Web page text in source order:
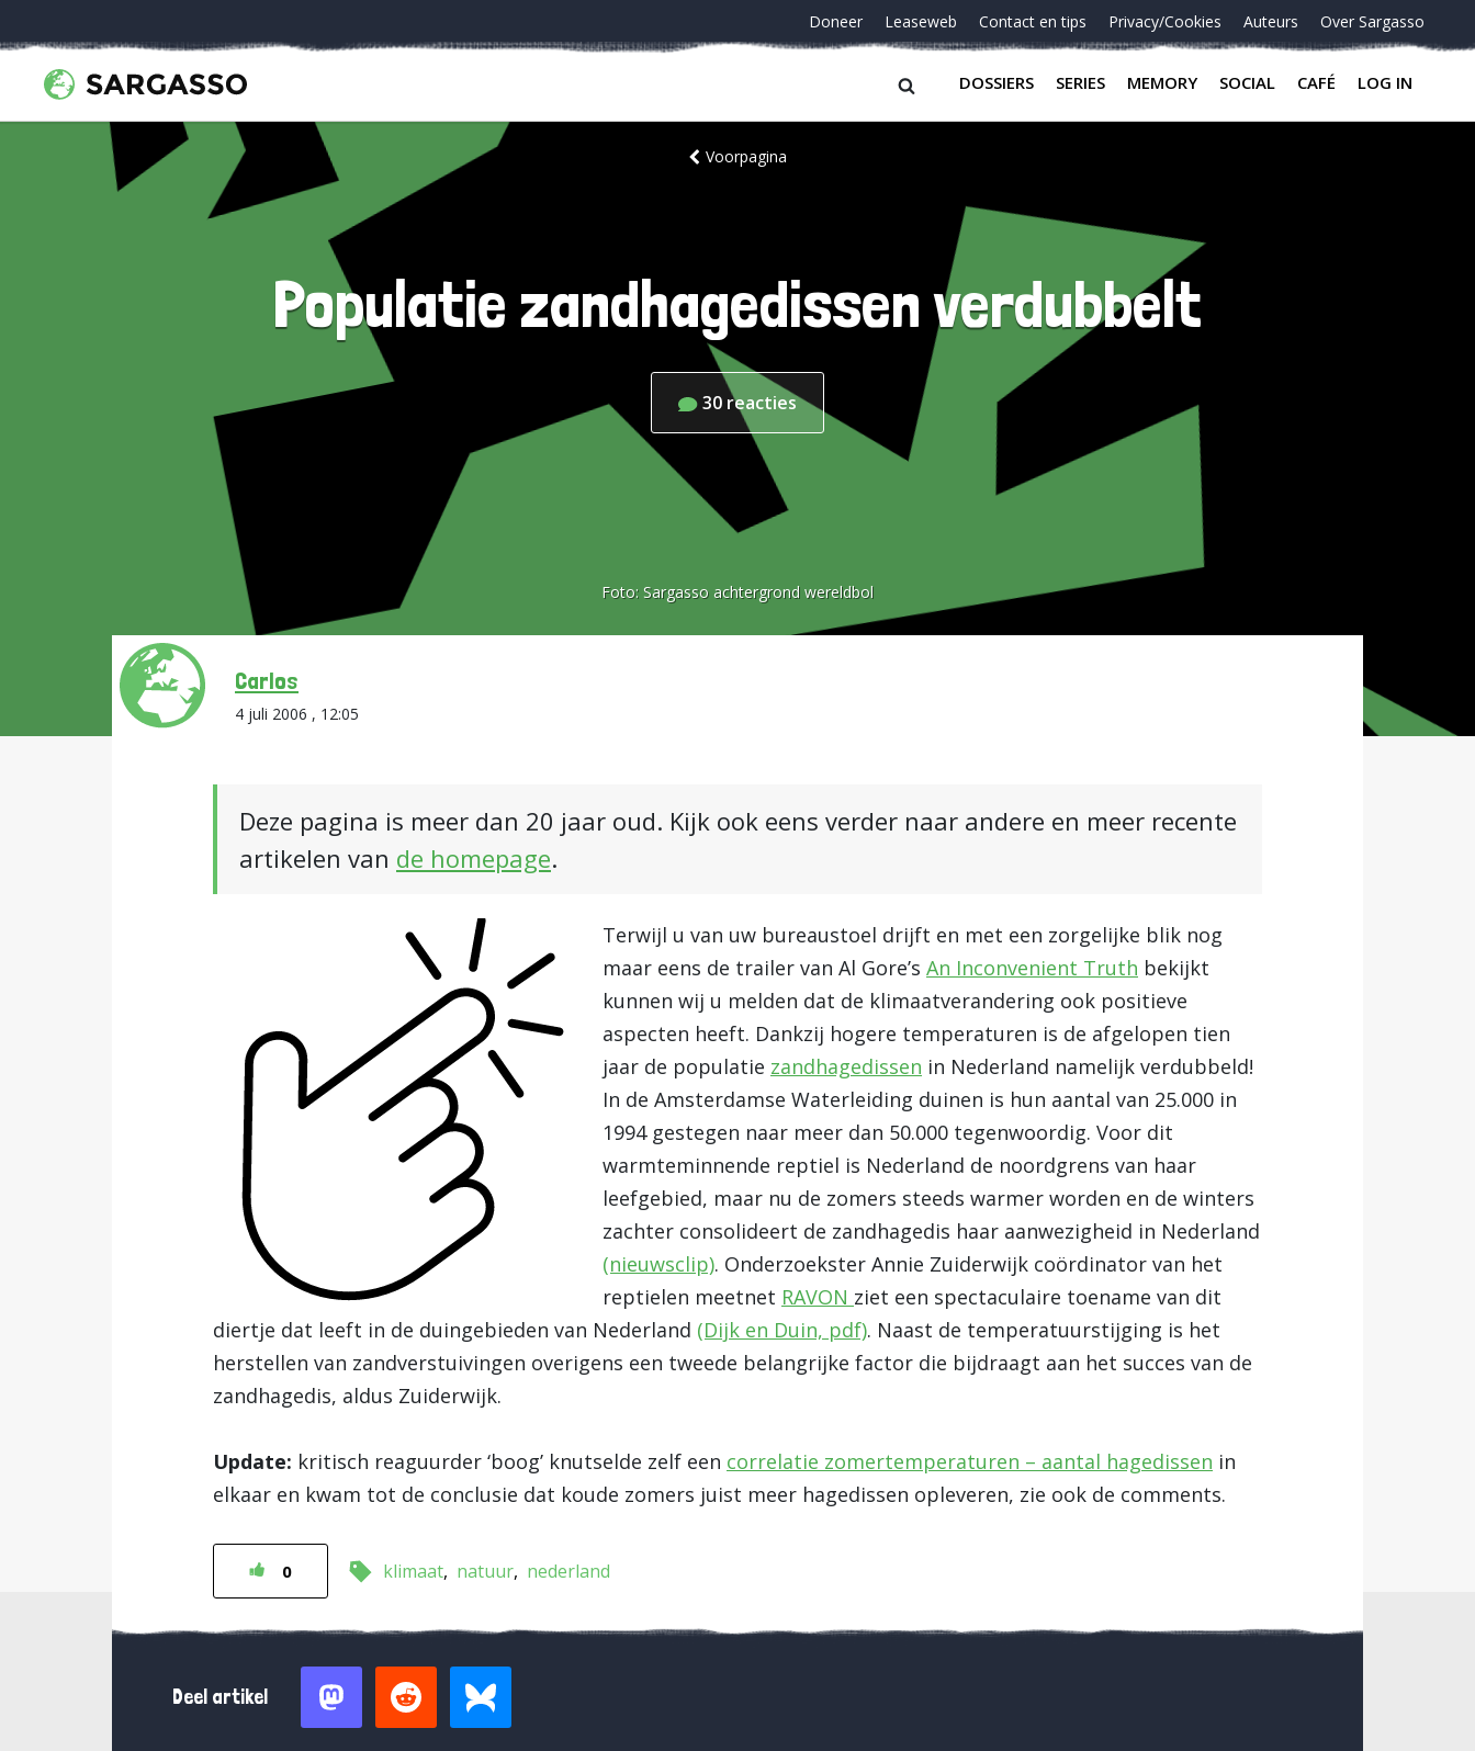
Doneer Leaseweb Contact en tips Privacy/Cookies Auteurs Over Sargasso
DOSSIERS SERIES MEMORY SOCIAL CAFÉ LOG IN
Voorpagina
Populatie zandhagedissen verdubbelt
30 reacties
Foto: Sargasso achtergrond wereldbol
Carlos
4 juli 2006 , 12:05
Deze pagina is meer dan 20 jaar oud. Kijk ook eens verder naar andere en meer recente
artikelen van de homepage.
Terwijl u van uw bureaustoel drijft en met een zorgelijke blik nog
maar eens de trailer van Al Gore’s An Inconvenient Truth bekijkt
kunnen wij u melden dat de klimaatverandering ook positieve
aspecten heeft. Dankzij hogere temperaturen is de afgelopen tien
jaar de populatie zandhagedissen in Nederland namelijk verdubbeld!
In de Amsterdamse Waterleiding duinen is hun aantal van 25.000 in
1994 gestegen naar meer dan 50.000 tegenwoordig. Voor dit
warmteminnende reptiel is Nederland de noordgrens van haar
leefgebied, maar nu de zomers steeds warmer worden en de winters
zachter consolideert de zandhagedis haar aanwezigheid in Nederland
(nieuwsclip). Onderzoekster Annie Zuiderwijk coördinator van het
reptielen meetnet RAVON ziet een spectaculaire toename van dit
diertje dat leeft in de duingebieden van Nederland (Dijk en Duin, pdf). Naast de temperatuurstijging is het
herstellen van zandverstuivingen overigens een tweede belangrijke factor die bijdraagt aan het succes van de
zandhagedis, aldus Zuiderwijk.
Update: kritisch reaguurder ‘boog’ knutselde zelf een correlatie zomertemperaturen – aantal hagedissen in
elkaar en kwam tot de conclusie dat koude zomers juist meer hagedissen opleveren, zie ook de comments.
0 klimaat natuur nederland
Deel artikel